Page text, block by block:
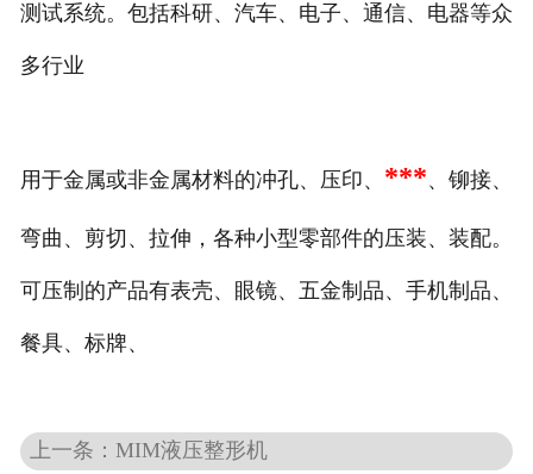
测试系统。包括科研、汽车、电子、通信、电器等众
多行业
用于金属或非金属材料的冲孔、压印、 ***、铆接、
弯曲、剪切、拉伸，各种小型零部件的压装、装配。
可压制的产品有表壳、眼镜、五金制品、手机制品、
餐具、标牌、
上一条：MIM液压整形机